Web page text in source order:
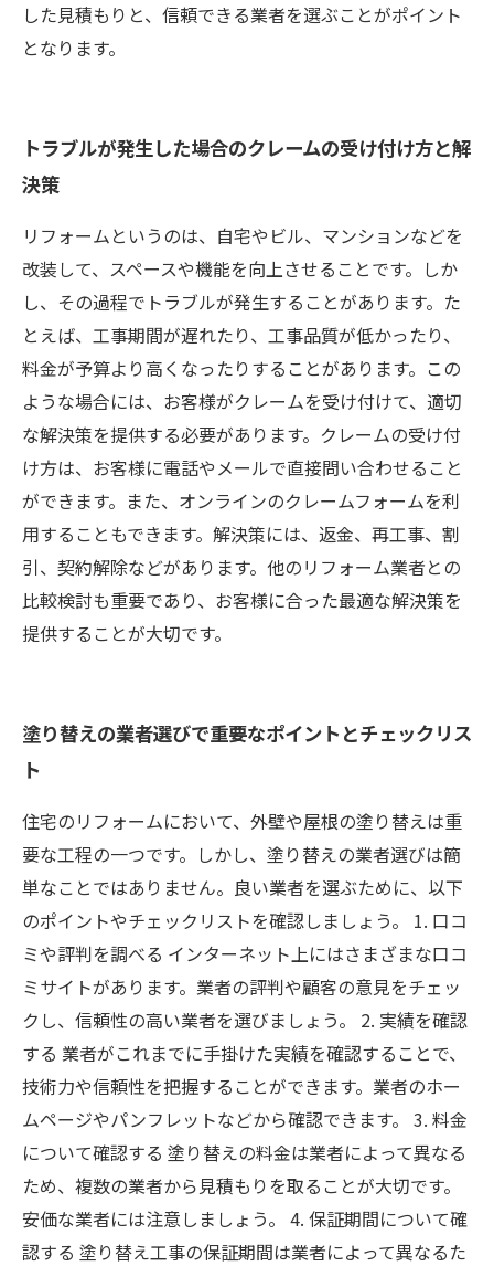
した見積もりと、信頼できる業者を選ぶことがポイント
となります。
トラブルが発生した場合のクレームの受け付け方と解
決策
リフォームというのは、自宅やビル、マンションなどを
改装して、スペースや機能を向上させることです。しか
し、その過程でトラブルが発生することがあります。た
とえば、工事期間が遅れたり、工事品質が低かったり、
料金が予算より高くなったりすることがあります。この
ような場合には、お客様がクレームを受け付けて、適切
な解決策を提供する必要があります。クレームの受け付
け方は、お客様に電話やメールで直接問い合わせること
ができます。また、オンラインのクレームフォームを利
用することもできます。解決策には、返金、再工事、割
引、契約解除などがあります。他のリフォーム業者との
比較検討も重要であり、お客様に合った最適な解決策を
提供することが大切です。
塗り替えの業者選びで重要なポイントとチェックリス
ト
住宅のリフォームにおいて、外壁や屋根の塗り替えは重
要な工程の一つです。しかし、塗り替えの業者選びは簡
単なことではありません。良い業者を選ぶために、以下
のポイントやチェックリストを確認しましょう。 1. 口コ
ミや評判を調べる インターネット上にはさまざまな口コ
ミサイトがあります。業者の評判や顧客の意見をチェッ
クし、信頼性の高い業者を選びましょう。 2. 実績を確認
する 業者がこれまでに手掛けた実績を確認することで、
技術力や信頼性を把握することができます。業者のホー
ムページやパンフレットなどから確認できます。 3. 料金
について確認する 塗り替えの料金は業者によって異なる
ため、複数の業者から見積もりを取ることが大切です。
安価な業者には注意しましょう。 4. 保証期間について確
認する 塗り替え工事の保証期間は業者によって異なるた